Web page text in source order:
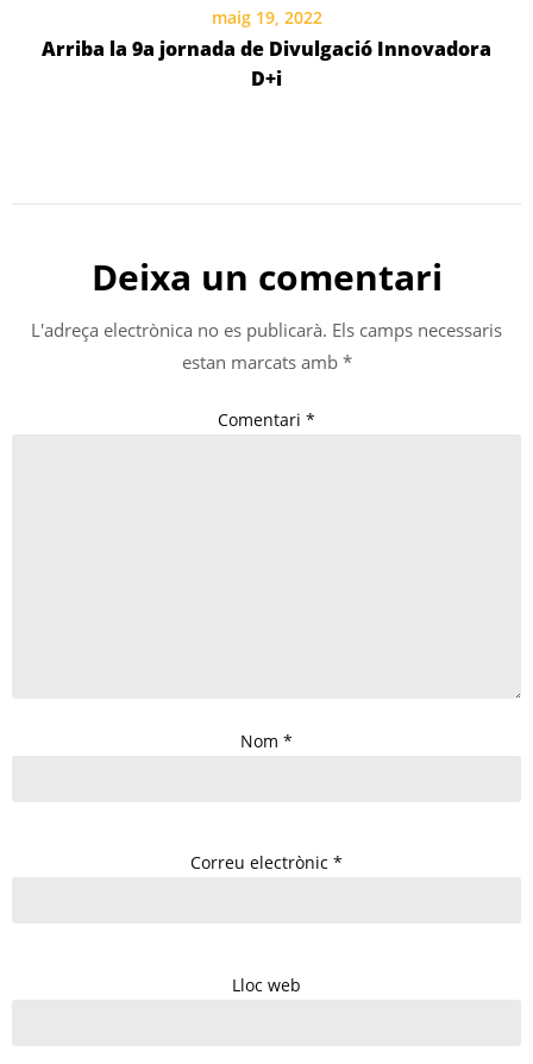
maig 19, 2022
Arriba la 9a jornada de Divulgació Innovadora
D+i
Deixa un comentari
L'adreça electrònica no es publicarà. Els camps necessaris
estan marcats amb *
Comentari *
Nom *
Correu electrònic *
Lloc web